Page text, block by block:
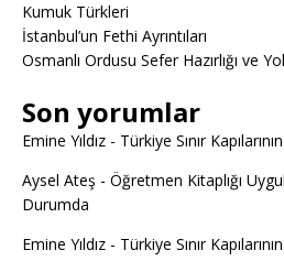
Kumuk Türkleri
İstanbul’un Fethi Ayrıntıları
Osmanlı Ordusu Sefer Hazırlığı ve
Son yorumlar
Emine Yıldız - Türkiye Sınır
Aysel Ateş - Öğretmen Kitaplığı
Durumda
Emine Yıldız - Türkiye Sınır